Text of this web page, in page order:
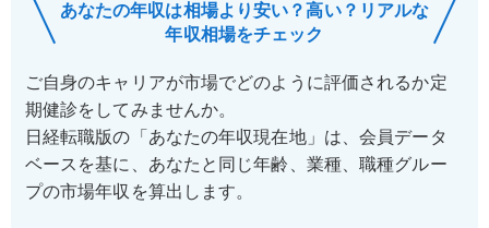
あなたの年収は相場より安い？高い？リアルな
年収相場をチェック
ご自身のキャリアが市場でどのように評価されるか定
期健診をしてみませんか。
日経転職版の「あなたの年収現在地」は、会員データ
ベースを基に、あなたと同じ年齢、業種、職種グルー
プの市場年収を算出します。